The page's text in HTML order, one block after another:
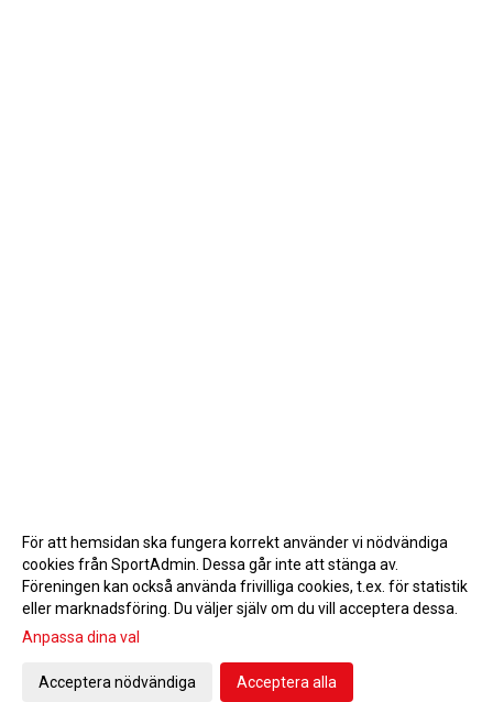
Gå till Webbversion
För att hemsidan ska fungera korrekt använder vi nödvändiga
cookies från SportAdmin. Dessa går inte att stänga av.
Föreningen kan också använda frivilliga cookies, t.ex. för statistik
eller marknadsföring. Du väljer själv om du vill acceptera dessa.
Anpassa dina val
Acceptera nödvändiga Acceptera alla